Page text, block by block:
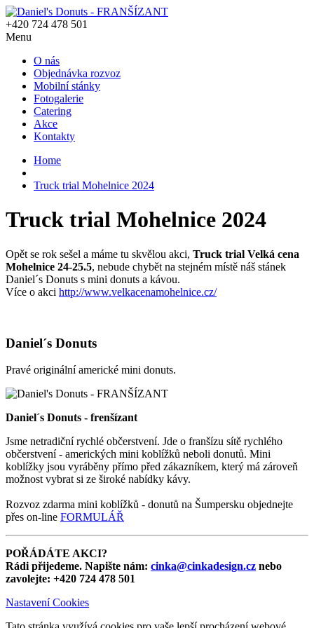
+420 724 478 501
Menu
O nás
Objednávka rozvoz
Mobilní stánky
Fotogalerie
Catering
Akce
Kontakty
Home
Truck trial Mohelnice 2024
Truck trial Mohelnice 2024
Opět se rok sešel a máme tu skvělou akci, Truck trial Velká cena
Mohelnice 24-25.5, nebude chybět na stejném místě náš stánek
Daniel´s Donuts s mini donuts a kávou.
Více o akci http://www.velkacenamohelnice.cz/
Daniel´s Donuts
Pravé originální americké mini donuts.
Daniel´s Donuts - frenšízant
Jsme netradiční rychlé občerstvení. Jde o franšízu sítě rychlého
občerstvení - amerických mini koblížků neboli donutů. Mini
koblížky jsou vyráběny přímo před zákazníkem, který má zároveň
možnost vybrat si ze široké nabídky kávy.
Rozvoz zdarma mini koblížků - donutů na Šumpersku objednejte
přes on-line FORMULÁŘ
POŘÁDÁTE AKCI?
Rádi přijedeme. Napište nám: cinka@cinkadesign.cz nebo
zavolejte: +420 724 478 501
Nastavení Cookies